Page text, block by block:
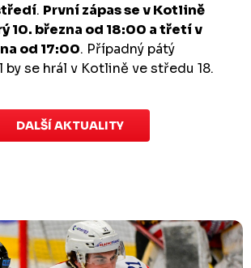
. První zápas se v Kotlině
10. března od 18:00 a třetí v
od 17:00. Případný pátý
se hrál v Kotlině ve středu 18.
je odložen
v pátek 30. ledna ve 14:15,
se v náhradním termínu, o
DALŠÍ AKTUALITY